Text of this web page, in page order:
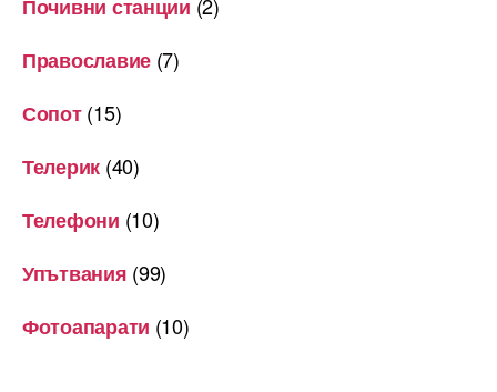
Почивни станции
Православие (7)
Сопот(15)
Телерик (40)
Телефони (10)
Упътвания (99)
Фотоапарати (10)